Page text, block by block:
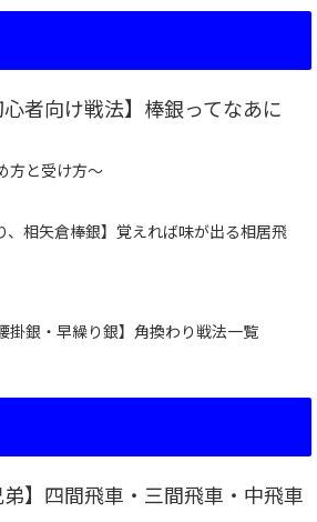
心者向け戦法】棒銀ってなあに
方と受け方～
、相矢倉棒銀】覚えれば味が出る相居飛
掛銀・早繰り銀】角換わり戦法一覧
弟】四間飛車・三間飛車・中飛車